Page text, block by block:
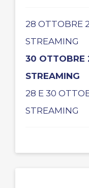
28 OTTOBRE
STREAMING
30 OTTOBRE
STREAMING
28 E 30
STREAMING